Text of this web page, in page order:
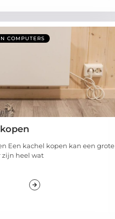
COMPUTERS
Een kachel kopen kan een grote
zijn heel wat